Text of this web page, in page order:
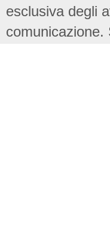
esclusiva degli